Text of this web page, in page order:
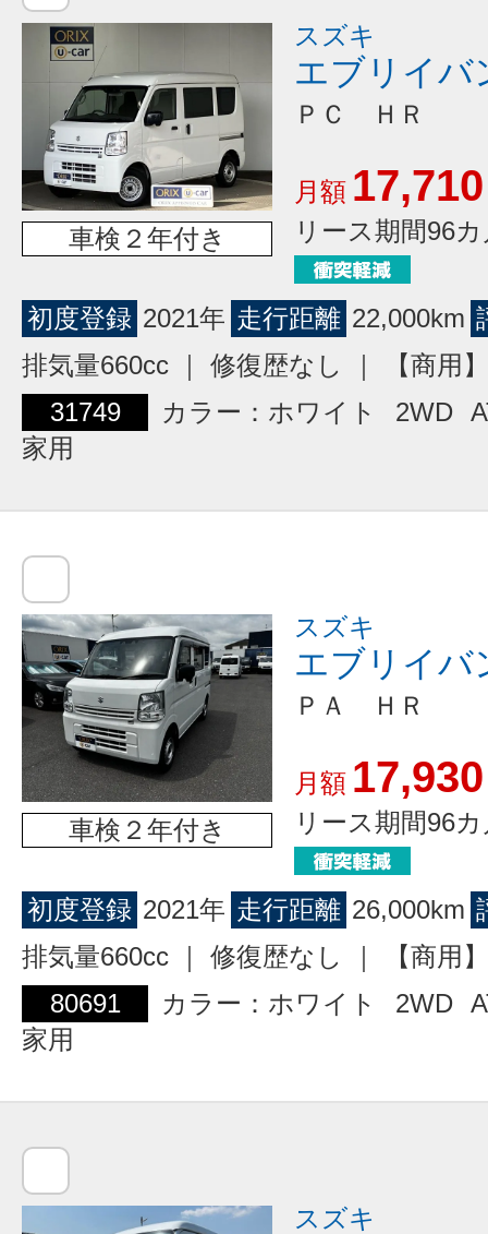
車検２年付き
スズキ
エブリイバ
ＰＣ ＨＲ
月額 17,710
リース期間96
初度登録 2021年 走行距離 22,000km
排気量660cc ｜ 修復歴なし ｜ 【商用
31749
カラー：ホワイト 2WD
家用
車検２年付き
スズキ
エブリイバ
ＰＡ ＨＲ
月額 17,930
リース期間96
初度登録 2021年 走行距離 26,000km
排気量660cc ｜ 修復歴なし ｜ 【商用
80691
カラー：ホワイト 2WD
家用
スズキ